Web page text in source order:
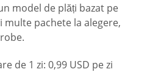
model de plăți bazat pe
multe pachete la alegere,
de 1 zi: 0,99 USD pe zi